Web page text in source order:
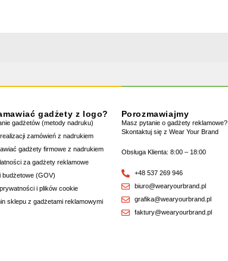
gadżety z logo?
gadżetów (metody nadruku)
zamówień z nadrukiem
gadżety firmowe z nadrukiem
za gadżety reklamowe
budżetowe (GOV)
i plików cookie
sklepu z gadżetami reklamowymi
Porozmawiajmy
Masz pytanie o gadżety reklamowe?
Skontaktuj się z Wear Your Brand
Obsługa Klienta: 8:00 – 18:00
+48 537 269 946
biuro@wearyourbrand.pl
grafika@wearyourbrand.pl
faktury@wearyourbrand.pl